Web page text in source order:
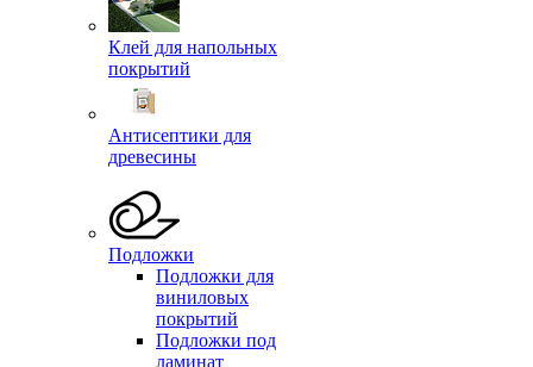
Клей для напольных
покрытий
Антисептики для
древесины
Подложки
Подложки для
виниловых
покрытий
Подложки под
ламинат